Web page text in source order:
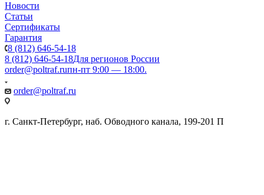
Новости
Статьи
Сертификаты
Гарантия
8 (812) 646-54-18
8 (812) 646-54-18Для регионов России
order@poltraf.ruпн-пт 9:00 — 18:00.
order@poltraf.ru
г. Санкт-Петербург, наб. Обводного канала, 199-201 П